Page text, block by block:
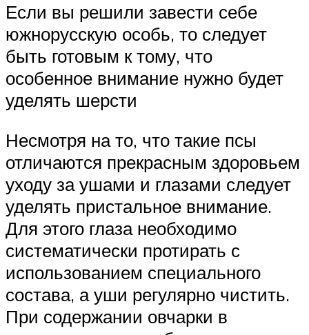
Если вы решили завести себе
южнорусскую особь, то следует
быть готовым к тому, что
особенное внимание нужно будет
уделять шерсти
Несмотря на то, что такие псы
отличаются прекрасным здоровьем
уходу за ушами и глазами следует
уделять пристальное внимание.
Для этого глаза необходимо
систематически протирать с
использованием специального
состава, а уши регулярно чистить.
При содержании овчарки в